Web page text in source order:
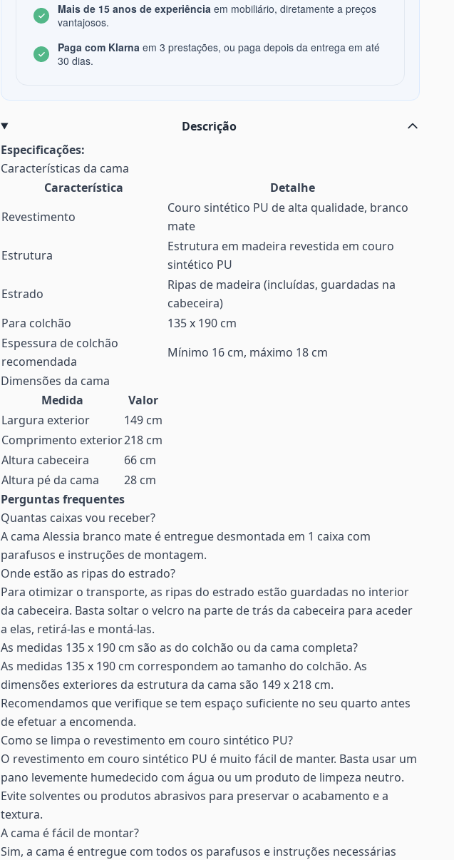
Mais de 15 anos de experiência em mobiliário, diretamente a preços
vantajosos.
Paga com Klarna em 3 prestações, ou paga depois da entrega em até
30 dias.
Descrição
Especificações:
Características da cama
Característica
Detalhe
Revestimento
Couro sintético PU de alta qualidade, branco
mate
Estrutura
Estrutura em madeira revestida em couro
sintético PU
Estrado
Ripas de madeira (incluídas, guardadas na
cabeceira)
Para colchão
135 x 190 cm
Espessura de colchão
recomendada
Mínimo 16 cm, máximo 18 cm
Dimensões da cama
Medida
Valor
Largura exterior
149 cm
Comprimento exterior218 cm
Altura cabeceira
66 cm
Altura pé da cama
28 cm
Perguntas frequentes
Quantas caixas vou receber?
A cama Alessia branco mate é entregue desmontada em 1 caixa com
parafusos e instruções de montagem.
Onde estão as ripas do estrado?
Para otimizar o transporte, as ripas do estrado estão guardadas no interior
da cabeceira. Basta soltar o velcro na parte de trás da cabeceira para aceder
a elas, retirá-las e montá-las.
As medidas 135 x 190 cm são as do colchão ou da cama completa?
As medidas 135 x 190 cm correspondem ao tamanho do colchão. As
dimensões exteriores da estrutura da cama são 149 x 218 cm.
Recomendamos que verifique se tem espaço suficiente no seu quarto antes
de efetuar a encomenda.
Como se limpa o revestimento em couro sintético PU?
O revestimento em couro sintético PU é muito fácil de manter. Basta usar um
pano levemente humedecido com água ou um produto de limpeza neutro.
Evite solventes ou produtos abrasivos para preservar o acabamento e a
textura.
A cama é fácil de montar?
Sim, a cama é entregue com todos os parafusos e instruções necessárias